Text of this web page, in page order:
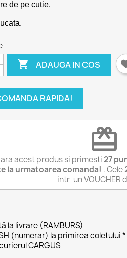
de pe cutie.
 ADAUGA IN COS
RAPIDA!
redeem
acest produs si primesti 27
la urmatoarea comanda! . Cele
intr-un VOUCHER
la livrare (RAMBURS)
(numerar) la primirea coletului *
CARGUS